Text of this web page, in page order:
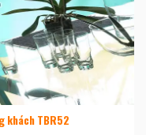
khách TBR52